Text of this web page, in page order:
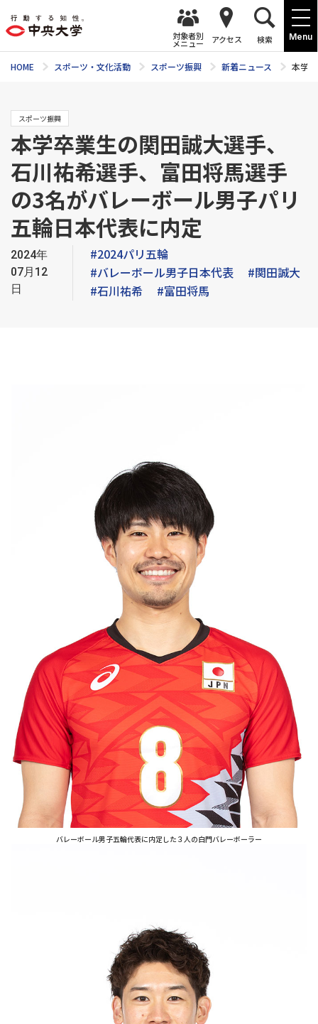
Menu
対象者別
メニュー アクセス 検索
HOME スポーツ・文化活動 スポーツ振興 新着ニュース 本学
スポーツ振興
本学卒業生の関田誠大選手、
石川祐希選手、富田将馬選手
の3名がバレーボール男子パリ
五輪日本代表に内定
2024年
07月12
日
#2024パリ五輪
#バレーボール男子日本代表
#関田誠大
#石川祐希
#富田将馬
バレーボール男子五輪代表に内定した３人の白門バレーボーラー